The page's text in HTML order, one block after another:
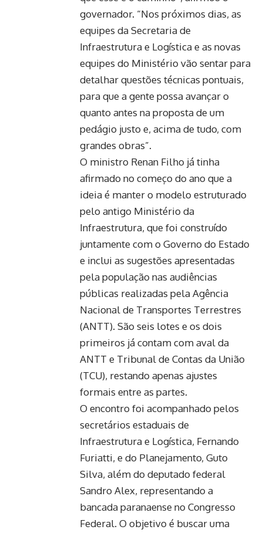
governador. “Nos próximos dias, as
equipes da Secretaria de
Infraestrutura e Logística e as novas
equipes do Ministério vão sentar para
detalhar questões técnicas pontuais,
para que a gente possa avançar o
quanto antes na proposta de um
pedágio justo e, acima de tudo, com
grandes obras”.
O ministro Renan Filho já tinha
afirmado no começo do ano que a
ideia é manter o modelo estruturado
pelo antigo Ministério da
Infraestrutura, que foi construído
juntamente com o Governo do Estado
e inclui as sugestões apresentadas
pela população nas audiências
públicas realizadas pela Agência
Nacional de Transportes Terrestres
(ANTT). São seis lotes e os dois
primeiros já contam com aval da
ANTT e Tribunal de Contas da União
(TCU), restando apenas ajustes
formais entre as partes.
O encontro foi acompanhado pelos
secretários estaduais de
Infraestrutura e Logística, Fernando
Furiatti, e do Planejamento, Guto
Silva, além do deputado federal
Sandro Alex, representando a
bancada paranaense no Congresso
Federal. O objetivo é buscar uma